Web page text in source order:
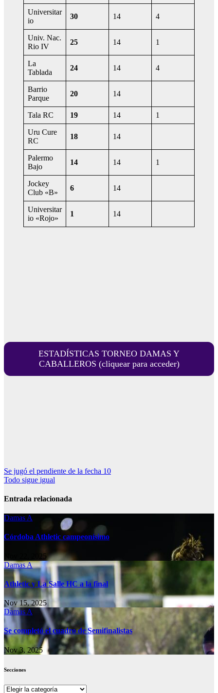
Universitar
io
30 14 4
Univ. Nac.
Rio IV
25 14 1
La
Tablada
24 14 4
Barrio
Parque
20 14
Tala RC 19 14 1
Uru Cure
RC
18 14
Palermo
Bajo
14 14 1
Jockey
Club «B»
6 14
Universitar
io «Rojo»
1 14
ESTADÍSTICAS TORNEO DAMAS Y
CABALLEROS (cliquear para acceder)
Navegación
de
entradas
Se jugó el pendiente de la fecha 10
Todo sigue igual
Entrada relacionada
Damas A
Córdoba Athletic campeonísimo
Nov 22, 2025
Damas A
Athletic y La Salle HC a la final
Nov 15, 2025
Damas A
Se completó el cuadro de Semifinalistas
Nov 3, 2025
Secciones
Secciones